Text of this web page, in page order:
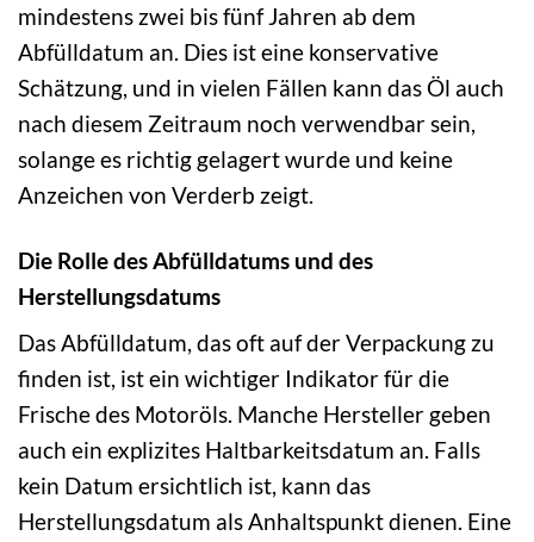
mindestens zwei bis fünf Jahren ab dem
Abfülldatum an. Dies ist eine konservative
Schätzung, und in vielen Fällen kann das Öl auch
nach diesem Zeitraum noch verwendbar sein,
solange es richtig gelagert wurde und keine
Anzeichen von Verderb zeigt.
Die Rolle des Abfülldatums und des
Herstellungsdatums
Das Abfülldatum, das oft auf der Verpackung zu
finden ist, ist ein wichtiger Indikator für die
Frische des Motoröls. Manche Hersteller geben
auch ein explizites Haltbarkeitsdatum an. Falls
kein Datum ersichtlich ist, kann das
Herstellungsdatum als Anhaltspunkt dienen. Eine